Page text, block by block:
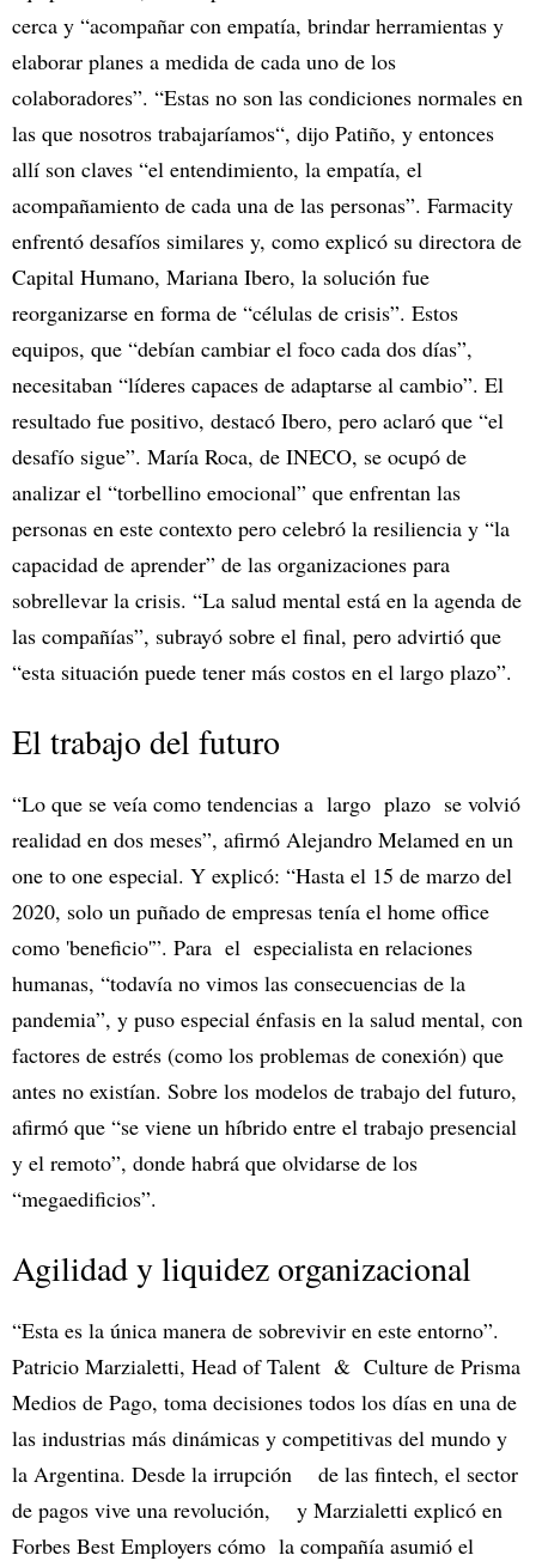
cerca y “acompañar con empatía, brindar herramientas y
elaborar planes a medida de cada uno de los
colaboradores”. “Estas no son las condiciones normales en
las que nosotros trabajaríamos“, dijo Patiño, y entonces
allí son claves “el entendimiento, la empatía, el
acompañamiento de cada una de las personas”. Farmacity
enfrentó desafíos similares y, como explicó su directora de
Capital Humano, Mariana Ibero, la solución fue
reorganizarse en forma de “células de crisis”. Estos
equipos, que “debían cambiar el foco cada dos días”,
necesitaban “líderes capaces de adaptarse al cambio”. El
resultado fue positivo, destacó Ibero, pero aclaró que “el
desafío sigue”. María Roca, de INECO, se ocupó de
analizar el “torbellino emocional” que enfrentan las
personas en este contexto pero celebró la resiliencia y “la
capacidad de aprender” de las organizaciones para
sobrellevar la crisis. “La salud mental está en la agenda de
las compañías”, subrayó sobre el final, pero advirtió que
“esta situación puede tener más costos en el largo plazo”.
El trabajo del futuro
“Lo que se veía como tendencias a largo plazo se volvió
realidad en dos meses”, afirmó Alejandro Melamed en un
one to one especial. Y explicó: “Hasta el 15 de marzo del
2020, solo un puñado de empresas tenía el home office
como 'beneficio'”. Para el especialista en relaciones
humanas, “todavía no vimos las consecuencias de la
pandemia”, y puso especial énfasis en la salud mental, con
factores de estrés (como los problemas de conexión) que
antes no existían. Sobre los modelos de trabajo del futuro,
afirmó que “se viene un híbrido entre el trabajo presencial
y el remoto”, donde habrá que olvidarse de los
“megaedificios”.
Agilidad y liquidez organizacional
“Esta es la única manera de sobrevivir en este entorno”.
Patricio Marzialetti, Head of Talent & Culture de Prisma
Medios de Pago, toma decisiones todos los días en una de
las industrias más dinámicas y competitivas del mundo y
la Argentina. Desde la irrupción de las fintech, el sector
de pagos vive una revolución, y Marzialetti explicó en
Forbes Best Employers cómo la compañía asumió el